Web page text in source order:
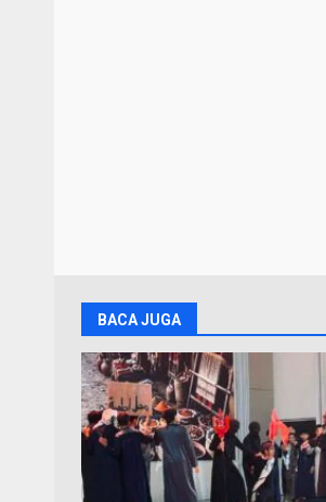
BACA JUGA